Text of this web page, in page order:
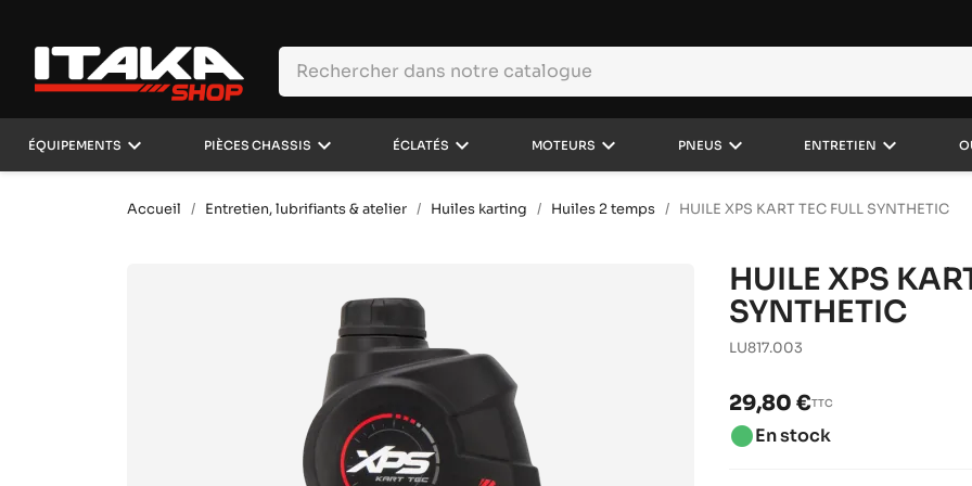
ÉQUIPEMENTS keyboard_arrow_down PIÈCES CHASSIS keyboard_arrow_down ÉCLATÉS keyboard_arrow_down MOTEURS keyboard_arrow_down PNEUS keyboard_arrow_down ENTRETIEN keyboard_arrow_down
Accueil Entretien, lubrifiants & atelier Huiles karting Huiles 2 temps HUILE XPS KART TEC FULL SYNTHETIC
HUILE XPS
SYNTHETIC
LU817.003
29,80 €TTC
brightness_1En stock